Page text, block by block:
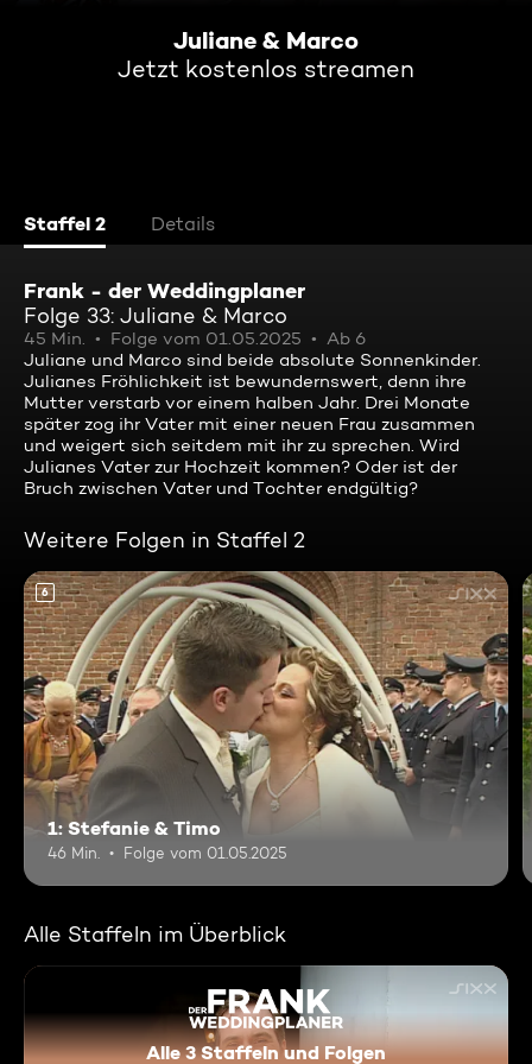
Juliane & Marco
Jetzt kostenlos streamen
Staffel 2 Details
Frank - der Weddingplaner
Folge 33: Juliane & Marco
45 Min. Folge vom 01.05.2025
Ab 6
Juliane und Marco sind beide absolute Sonnenkinder.
Julianes Fröhlichkeit ist bewundernswert, denn ihre
Mutter verstarb vor einem halben Jahr. Drei Monate
später zog ihr Vater mit einer neuen Frau zusammen
und weigert sich seitdem mit ihr zu sprechen. Wird
Julianes Vater zur Hochzeit kommen? Oder ist der
Bruch zwischen Vater und Tochter endgültig?
Weitere Folgen in Staffel 2
6
1: Stefanie & Timo
46 Min. Folge vom 01.05.2025
Alle Staffeln im Überblick
Alle 3 Staffeln und Folgen